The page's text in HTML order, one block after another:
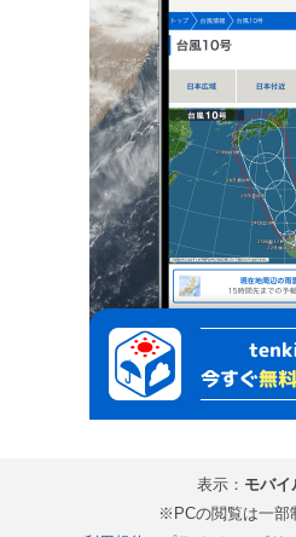
表示： モバイ
※PCの閲覧は一部